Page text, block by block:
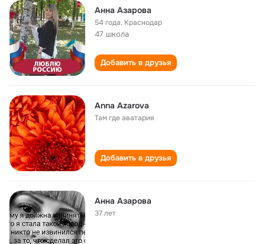
Анна Азарова
54 года, Краснодар
47 школа
Добавить в друзья
Anna Azarova
Там где аватария
Добавить в друзья
Анна Азарова
37 лет